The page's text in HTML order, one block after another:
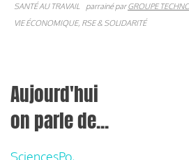
SANTÉ AU TRAVAIL
parrainé parGROUPE
VIE ÉCONOMIQUE, RSE & SOLIDARITÉ
Aujourd'hui
on parle de...
SciencesPo,